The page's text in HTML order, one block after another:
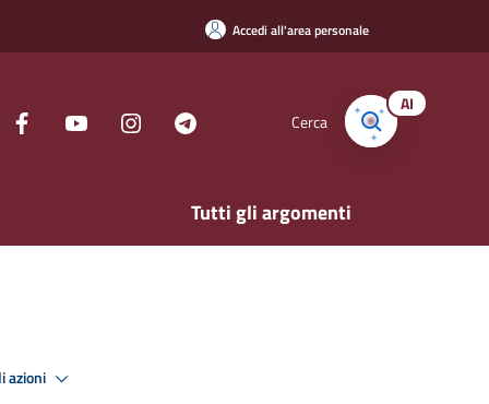
Accedi all'area personale
Cerca
AI
Tutti gli argomenti
azioni